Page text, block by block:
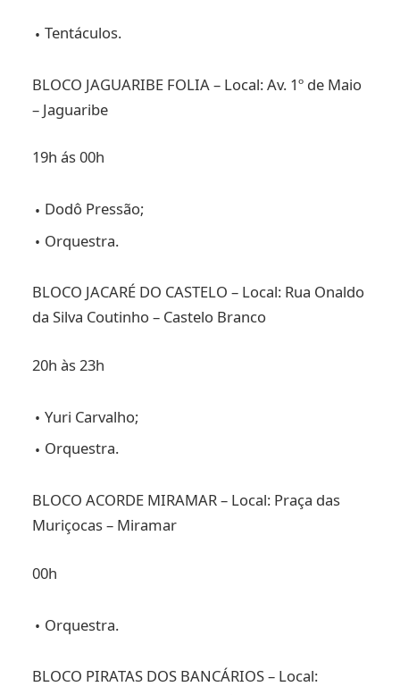
Tentáculos.
BLOCO JAGUARIBE FOLIA – Local: Av. 1º de Maio
– Jaguaribe
19h ás 00h
Dodô Pressão;
Orquestra.
BLOCO JACARÉ DO CASTELO – Local: Rua Onaldo
da Silva Coutinho – Castelo Branco
20h às 23h
Yuri Carvalho;
Orquestra.
BLOCO ACORDE MIRAMAR – Local: Praça das
Muriçocas – Miramar
00h
Orquestra.
BLOCO PIRATAS DOS BANCÁRIOS – Local: